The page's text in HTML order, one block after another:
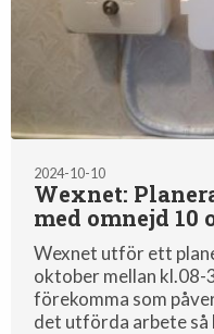
2024-10-10
Wexnet:
med omnejd 10
Wexnet utför ett
oktober mellan
förekomma som
det utförda arbete så